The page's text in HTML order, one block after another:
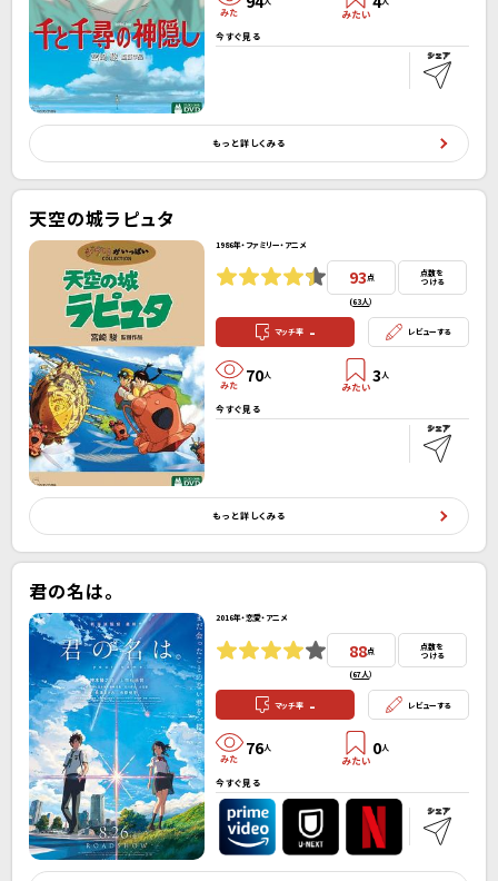
今すぐ見る
もっと詳しくみる
天空の城ラピュタ
1986年・ファミリー・アニメ
93点
(63人）
点数を
つける
マッチ率 - レビューする
70人 3人
今すぐ見る
もっと詳しくみる
君の名は。
2016年・恋愛・アニメ
88点
(67人）
点数を
つける
マッチ率 - レビューする
76人 0人
今すぐ見る